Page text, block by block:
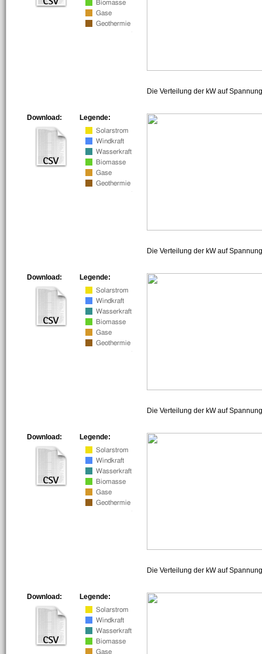
Die Verteilung der kW auf
Legende:
Download:
Die Verteilung der kW auf
Legende:
Download:
Die Verteilung der kW auf
Legende:
Download:
Die Verteilung der kW auf
Legende:
Download: